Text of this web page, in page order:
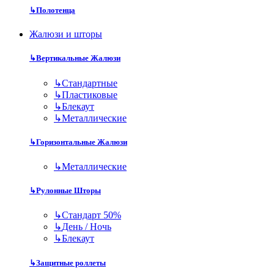
↳Полотенца
Жалюзи и шторы
↳Вертикальные Жалюзи
↳Стандартные
↳Пластиковые
↳Блекаут
↳Металлические
↳Горизонтальные Жалюзи
↳Металлические
↳Рулонные Шторы
↳Стандарт 50%
↳День / Ночь
↳Блекаут
↳Защитные роллеты